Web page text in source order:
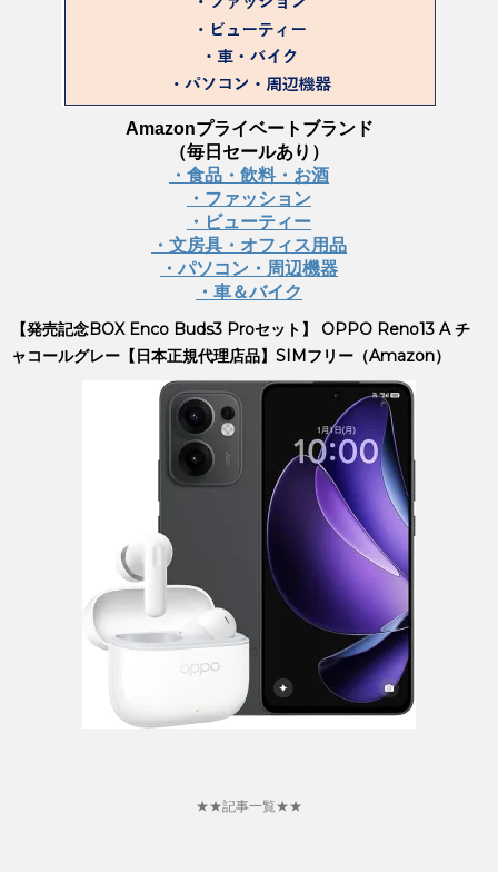
Amazonプライベートブランド
（毎日セールあり）
・食品・飲料・お酒
・ファッション
・ビューティー
・文房具・オフィス用品
・パソコン・周辺機器
・車＆バイク
【発売記念BOX Enco Buds3 Proセット】 OPPO Reno13 A チ
ャコールグレー【日本正規代理店品】SIMフリー（Amazon）
★★記事一覧★★